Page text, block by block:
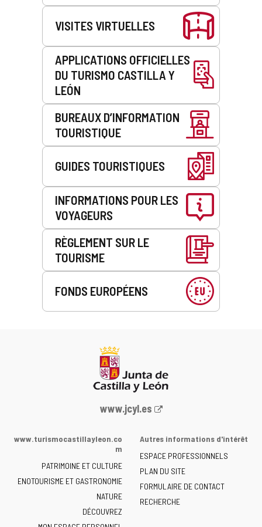
VISITES VIRTUELLES
APPLICATIONS OFFICIELLES
DU TURISMO CASTILLA Y
LEÓN
BUREAUX D’INFORMATION
TOURISTIQUE
GUIDES TOURISTIQUES
INFORMATIONS POUR LES
VOYAGEURS
RÈGLEMENT SUR LE
TOURISME
FONDS EUROPÉENS
Portail
la
de
Castilla
y
León
-
www.jcyl.es
www.turismocastillayleon.co
m
PATRIMOINE ET CULTURE
ENOTOURISME ET GASTRONOMIE
NATURE
DÉCOUVREZ
Autres informations d'intérêt
ESPACE PROFESSIONNELS
PLAN DU SITE
FORMULAIRE DE CONTACT
RECHERCHE